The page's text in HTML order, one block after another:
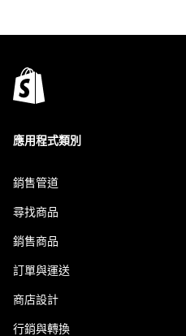
應用程式類別
銷售管道
尋找商品
銷售商品
訂單與運送
商店設計
行銷與轉換